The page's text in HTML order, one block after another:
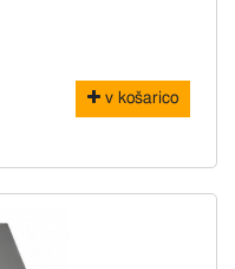
v košarico